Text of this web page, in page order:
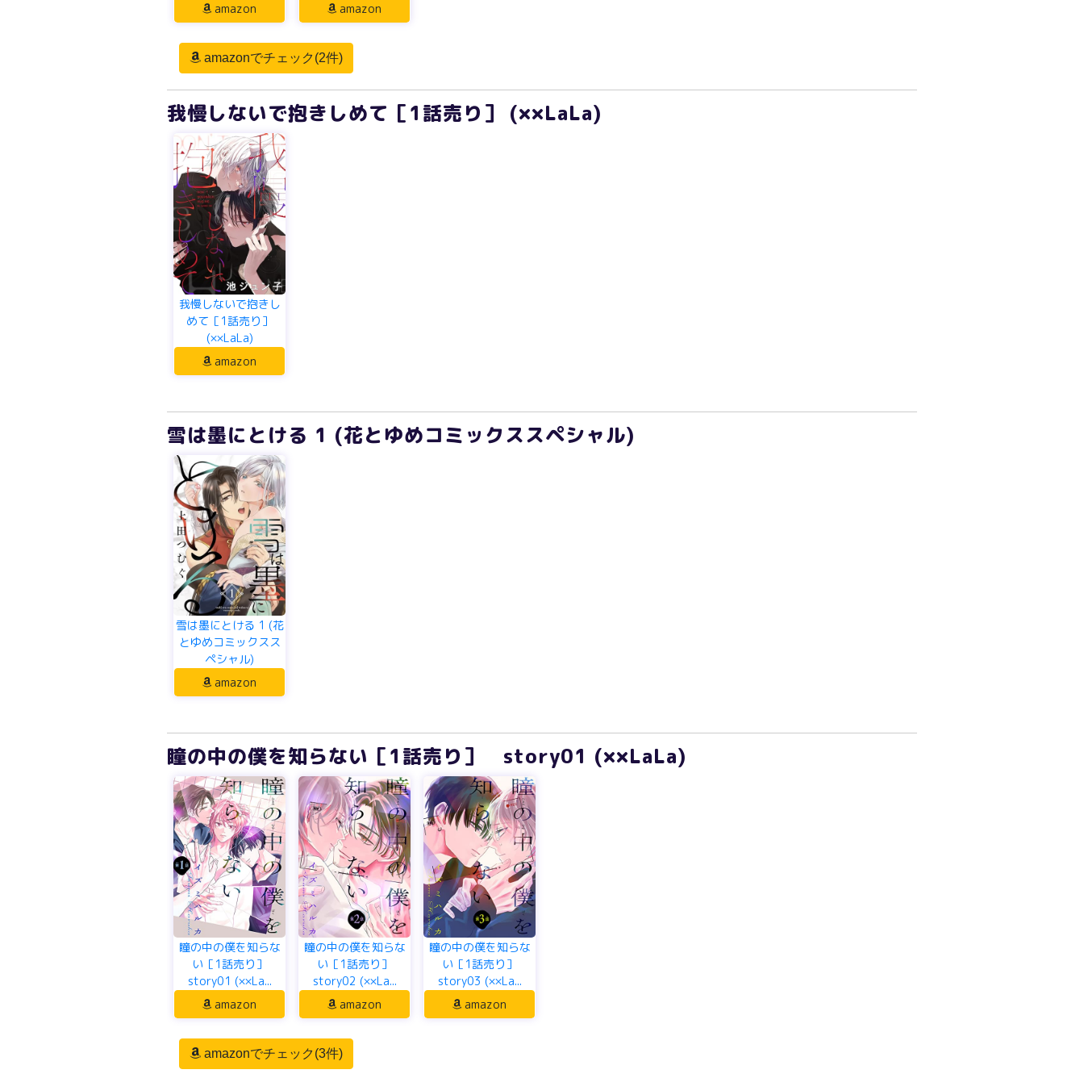
amazon
amazon
amazonでチェック(2件)
我慢しないで抱きしめて［1話売り］ (××LaLa)
我慢しないで抱きし
めて［1話売り］
(××LaLa)
amazon
雪は墨にとける 1 (花とゆめコミックススペシャル)
雪は墨にとける 1 (花
とゆめコミックスス
ペシャル)
amazon
瞳の中の僕を知らない［1話売り］ story01 (××LaLa)
瞳の中の僕を知らな
い［1話売り］
story01 (××La...
amazon
瞳の中の僕を知らな
い［1話売り］
story02 (××La...
amazon
瞳の中の僕を知らな
い［1話売り］
story03 (××La...
amazon
amazonでチェック(3件)